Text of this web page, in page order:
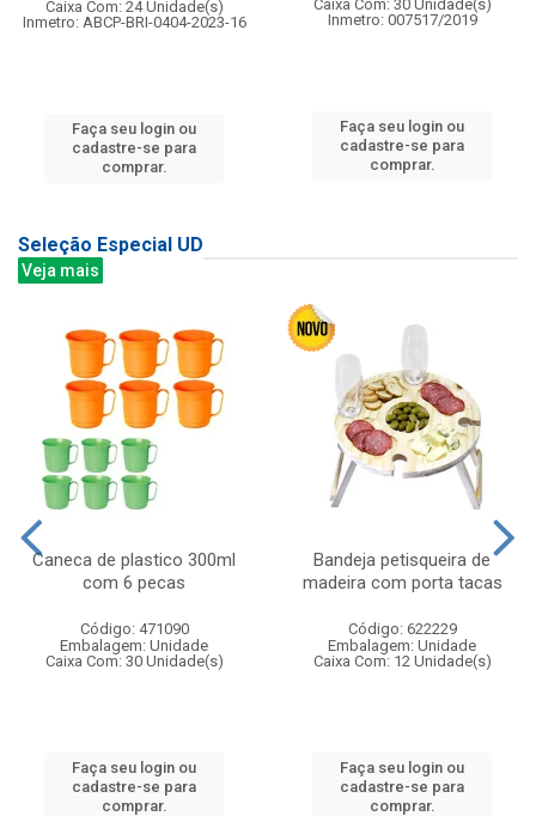
Caixa Com: 24 Unidade(s)
Inmetro: ABCP-BRI-0404-2023-16
Faça seu login ou
cadastre-se para
comprar.
Caixa Com: 30 Unidade(s)
Inmetro: 007517/2019
Faça seu login ou
cadastre-se para
comprar.
Seleção Especial UD
Veja mais
Caneca de plastico 300ml
com 6 pecas
Código: 471090
Embalagem: Unidade
Caixa Com: 30 Unidade(s)
Faça seu login ou
cadastre-se para
comprar.
Bandeja petisqueira de
madeira com porta tacas
Código: 622229
Embalagem: Unidade
Caixa Com: 12 Unidade(s)
Faça seu login ou
cadastre-se para
comprar.